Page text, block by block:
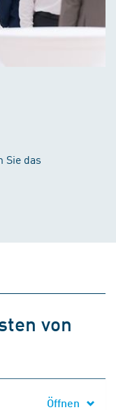
Sie das
von
Öffnen